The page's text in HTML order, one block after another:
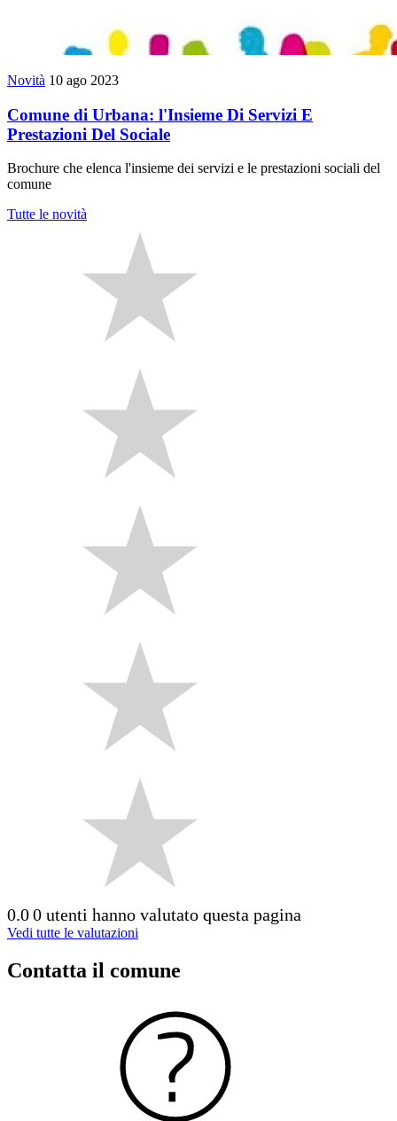
Novità 10 ago 2023
Comune di Urbana: l'Insieme Di Servizi E
Prestazioni Del Sociale
Brochure che elenca l'insieme dei servizi e le prestazioni sociali del
comune
Tutte le novità
0.00 utenti hanno valutato questa pagina
Vedi tutte le valutazioni
Contatta il comune